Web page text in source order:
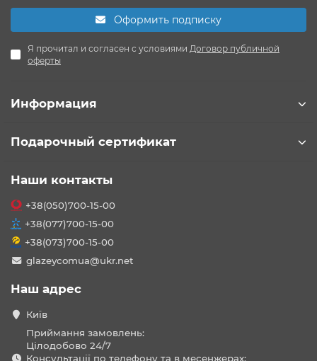
Оформить подписку
Я прочитал и согласен с условиями Договор публичной
оферты
Информация
Подарочный сертификат
Наши контакты
+38(050)700-15-00
+38(077)700-15-00
+38(073)700-15-00
glazeycomua@ukr.net
Наш адрес
Київ
Приймання замовлень:
Цілодобово 24/7
Консультації по телефону та в месенжерах: